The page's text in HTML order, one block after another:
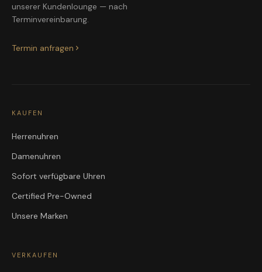
unserer Kundenlounge — nach
Terminvereinbarung.
Termin anfragen
KAUFEN
Herrenuhren
Damenuhren
Sofort verfügbare Uhren
Certified Pre-Owned
Unsere Marken
VERKAUFEN